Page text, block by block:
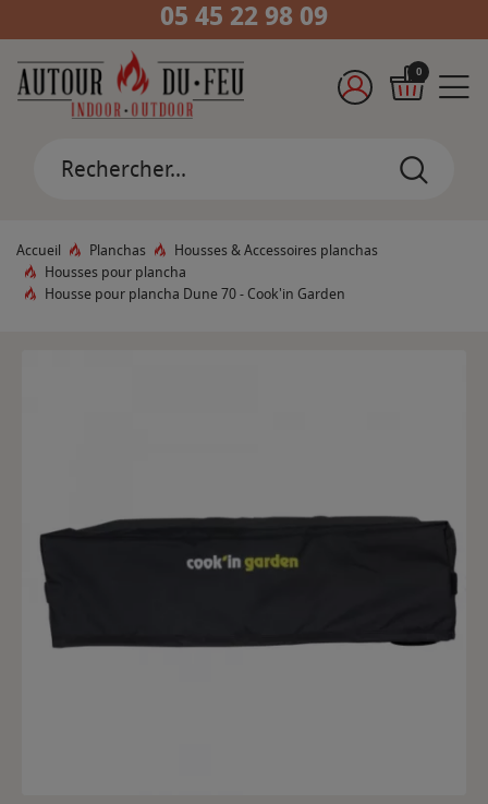
05 45 22 98 09
0
Accueil Planchas
Housses & Accessoires planchas
Housses pour plancha
Housse pour plancha Dune 70 - Cook'in Garden